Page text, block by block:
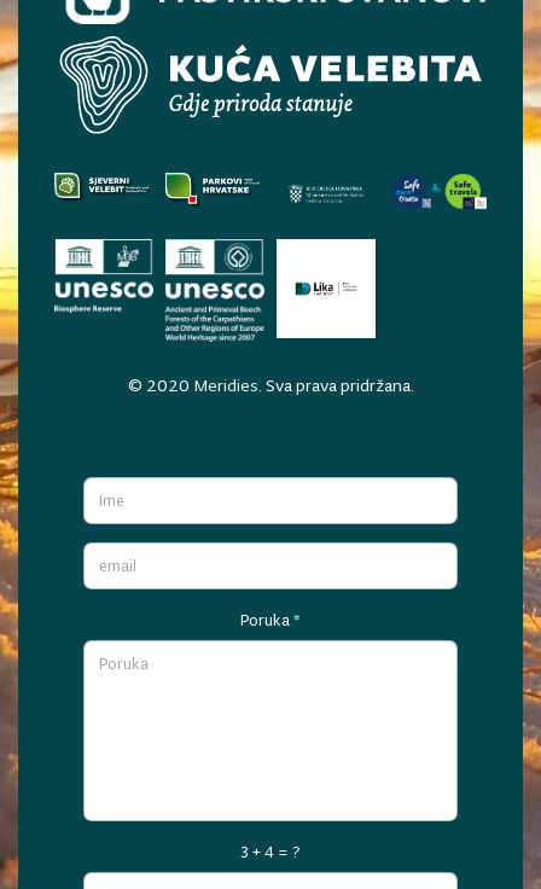
© 2020 Meridies. Sva prava pridržana.
Poruka*
3 + 4 = ?